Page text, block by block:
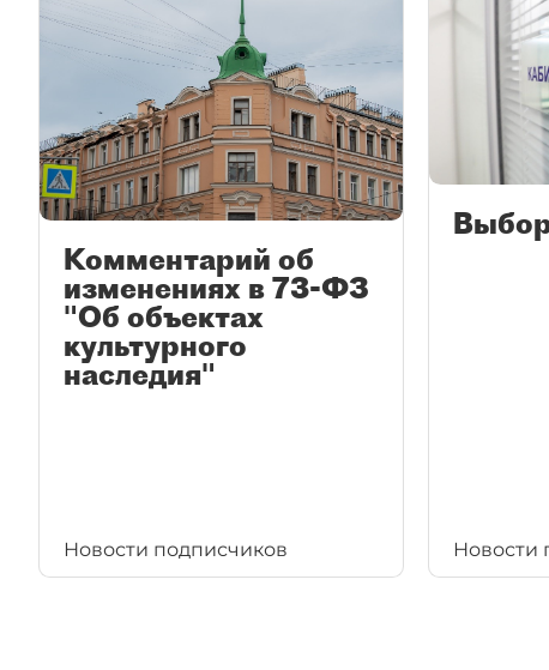
Комментарий об
изменениях в 73-ФЗ
"Об объектах
культурного
наследия"
Новости подписчиков Новости